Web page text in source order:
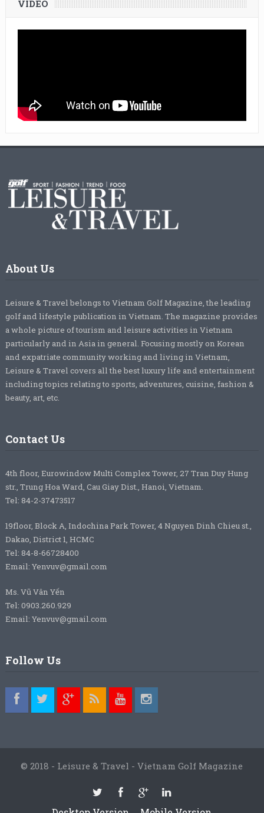
VIDEO
About Us
Leisure & Travel belongs to Vietnam Golf Magazine, the leading
golf and lifestyle publication in Vietnam. The magazine provides
a whole picture of tourism and leisure activities in Vietnam
particularly and in Asia in general. Focusing mostly on Korean
and expatriate community working and living in Vietnam,
Leisure & Travel covers all the best luxury life and entertainment
including topics relating to sports, adventures, cuisine, fashion &
beauty, art, etc.
Contact Us
4th floor, Eurowindow Multi Complex Tower, 27 Tran Duy Hung
str., Trung Hoa Ward, Cau Giay Dist., Hanoi, Vietnam.
Tel: 84-2-37473517
19floor, Block A, Indochina Park Tower, 4 Nguyen Dinh Chieu st.,
Dakao, District 1, HCMC
Tel: 84-8-66728400
Email: Yenvuv@gmail.com
Ms. Vũ Vân Yến
Tel: 0903.260.929
Email: Yenvuv@gmail.com
Follow Us
© 2018 - Leisure & Travel - Vietnam Golf Magazine